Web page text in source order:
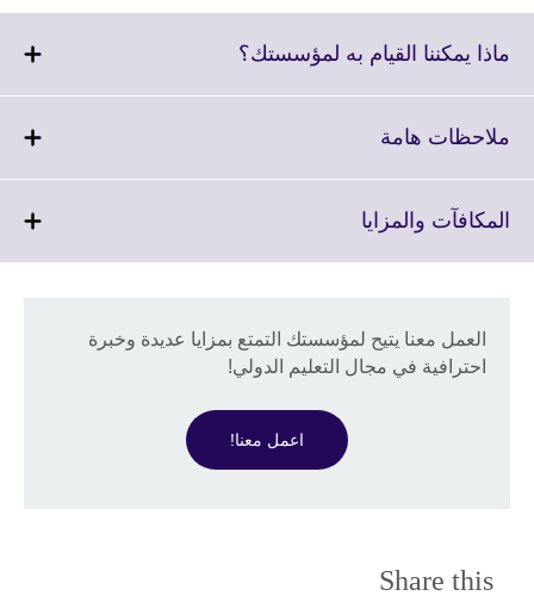
ماذا يمكننا القيام به لمؤسستك؟
ملاحظات هامة
Moreالمكافآت والمزايا
information
available.
العمل معنا يتيح لمؤسستك التمتع بمزايا عديدة وخبرة
احترافية في مجال التعليم الدولي!
اعمل معنا!
Share this